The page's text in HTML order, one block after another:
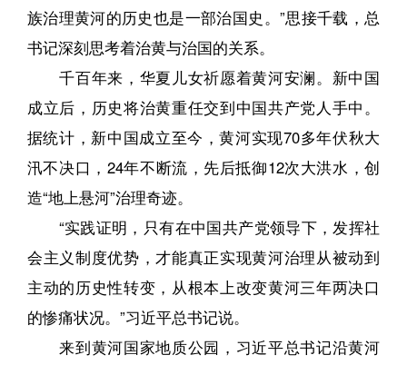
族治理黄河的历史也是一部治国史。”思接千载，总
书记深刻思考着治黄与治国的关系。
千百年来，华夏儿女祈愿着黄河安澜。新中国
成立后，历史将治黄重任交到中国共产党人手中。
据统计，新中国成立至今，黄河实现70多年伏秋大
汛不决口，24年不断流，先后抵御12次大洪水，创
造“地上悬河”治理奇迹。
“实践证明，只有在中国共产党领导下，发挥社
会主义制度优势，才能真正实现黄河治理从被动到
主动的历史性转变，从根本上改变黄河三年两决口
的惨痛状况。”习近平总书记说。
来到黄河国家地质公园，习近平总书记沿黄河